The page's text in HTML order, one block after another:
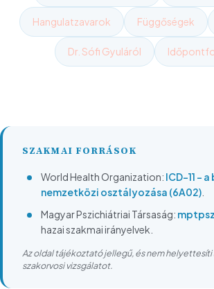
Hangulatzavarok Függőségek
Dr. Sófi Gyuláról
SZAKMAI FORRÁSOK
World Health Organization: ICD-11 –
nemzetközi osztályozása (6A02)
Magyar Pszichiátriai Társaság:
hazai szakmai irányelvek.
Az oldal tájékoztató jellegű, és nem helyettesíti
szakorvosi vizsgálatot.